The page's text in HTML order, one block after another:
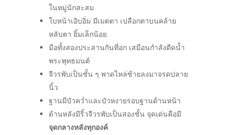
ในหมู่นักสะสม
ใบหน้าเอิบอิ่ม มีเมตตา เปลือกตาบนคล้าย
หลับตา ยิ้มเล็กน้อย
มือทั้งสองประสานกันที่อก เสมือนกำลังดีดน้ำ
พระพุทธมนต์
จีวรพับเป็นชั้น ๆ พาดไหล่ซ้ายลงมาจรดปลาย
นิ้ว
ฐานมีบัวคว่ำและบัวหงายรอบฐานด้านหน้า
ด้านหลังมีริ้วจีวรพับเป็นสองชั้น จุดเด่นคือมี
จุดกลางหลังทุกองค์